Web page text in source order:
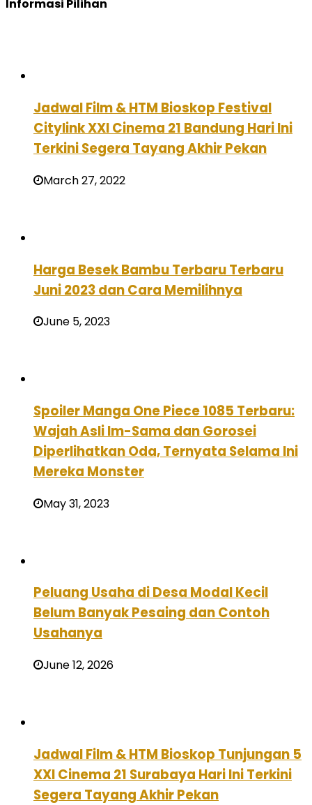
Informasi Pilihan
Jadwal Film & HTM Bioskop Festival
Citylink XXI Cinema 21 Bandung Hari Ini
Terkini Segera Tayang Akhir Pekan
March 27, 2022
Harga Besek Bambu Terbaru Terbaru
Juni 2023 dan Cara Memilihnya
June 5, 2023
Spoiler Manga One Piece 1085 Terbaru:
Wajah Asli Im-Sama dan Gorosei
Diperlihatkan Oda, Ternyata Selama Ini
Mereka Monster
May 31, 2023
Peluang Usaha di Desa Modal Kecil
Belum Banyak Pesaing dan Contoh
Usahanya
June 12, 2026
Jadwal Film & HTM Bioskop Tunjungan 5
XXI Cinema 21 Surabaya Hari Ini Terkini
Segera Tayang Akhir Pekan